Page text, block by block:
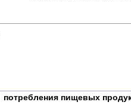
потребления пищевых